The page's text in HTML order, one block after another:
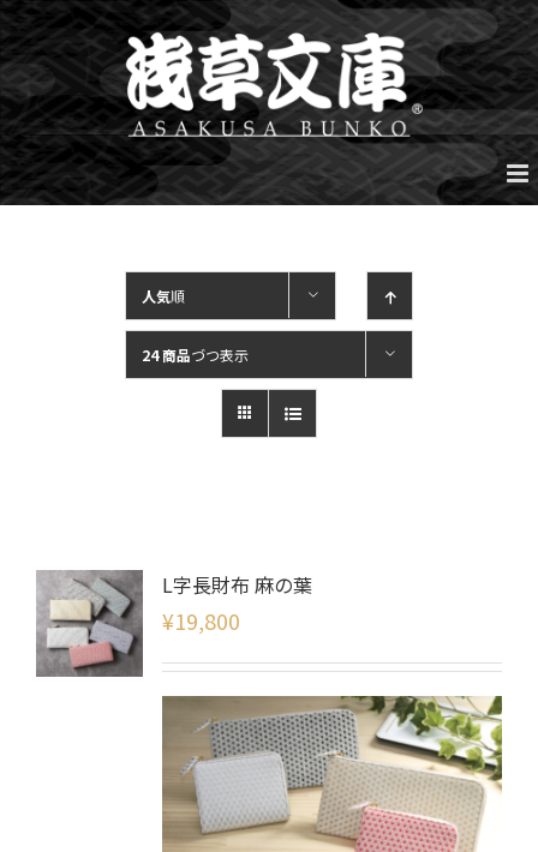
Skip
to
content
人気順
24 商品づつ表示
L字長財布 麻の葉
¥19,800